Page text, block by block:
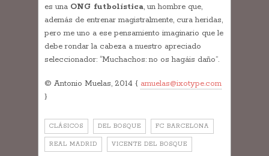
es una ONG futbolística, un hombre que,
además de entrenar magistralmente, cura heridas,
pero me uno a ese pensamiento imaginario que le
debe rondar la cabeza a nuestro apreciado
seleccionador: “Muchachos: no os hagáis daño”.
© Antonio Muelas, 2014 { amuelas@ixotype.com
}
CLÁSICOS DEL BOSQUE FC BARCELONA
REAL MADRID VICENTE DEL BOSQUE